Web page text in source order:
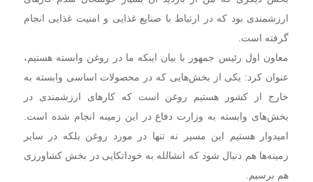
ارزشمندی بود که در ارتباط با صنایع غذایی و امنیت غذایی انجام
گرفته است.
معاون اول رئیس جمهور با بیان اینکه ما در روغن وابسته هستیم،
عنوان کرد: یکی از بخش‌هایی که در محصولات اساسی وابسته به
خارج از کشور هستیم روغن است که کارهای ارزشمندی در
بخش‌های وابسته به وزارت دفاع در این زمینه انجام شده است.
امیدوار هستیم این مسیر نه تنها در مورد روغن بلکه در سایر
زمینه‌ها هم دنبال شود که انشالله به خوداتکایی در بخش کشاورزی
هم برسیم.